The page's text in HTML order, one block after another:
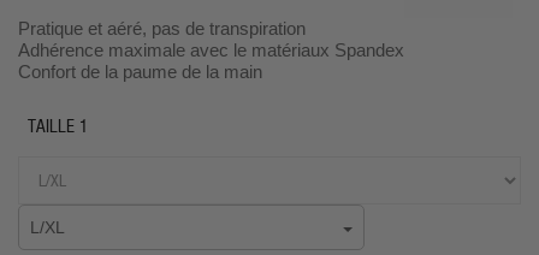
Pratique et aéré, pas de transpiration
Adhérence maximale avec le matériaux Spandex
Confort de la paume de la main
TAILLE 1
L/XL